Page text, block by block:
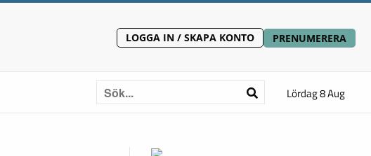
LOGGA IN / SKAPA KONTO PRENUMERERA
Lördag 8 Aug